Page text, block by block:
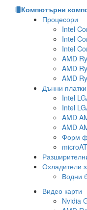
Компютърни
Процесори
Intel
Intel
Intel
AMD
AMD
AMD
Дънни платки
Intel
Intel
AMD
AMD
Форм
Охладители
Водни
Видео карти
Nvidia